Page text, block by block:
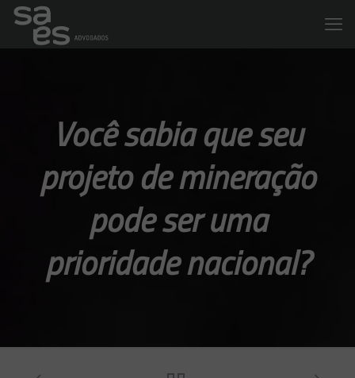
Você sabia que seu
projeto de mineração
pode ser uma
prioridade nacional?